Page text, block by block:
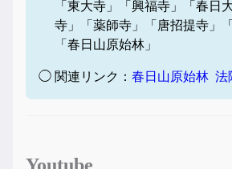
「東大寺」「興福寺」「春日
寺」「薬師寺」「唐招提寺」
「春日山原始林」
◯ 関連リンク： 春日山原始林 法